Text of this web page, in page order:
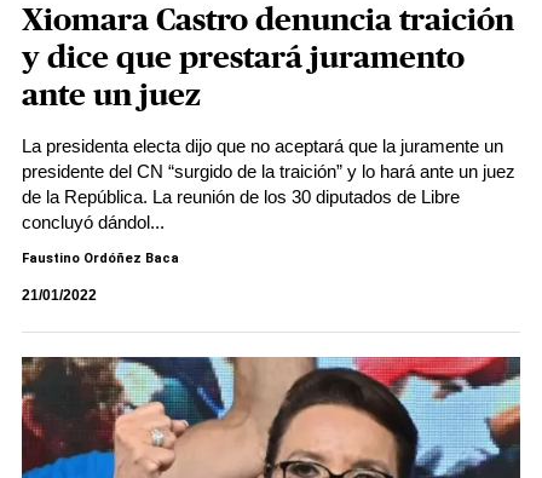
Xiomara Castro denuncia traición
y dice que prestará juramento
ante un juez
La presidenta electa dijo que no aceptará que la juramente un
presidente del CN “surgido de la traición” y lo hará ante un juez
de la República. La reunión de los 30 diputados de Libre
concluyó dándol...
Faustino Ordóñez Baca
21/01/2022